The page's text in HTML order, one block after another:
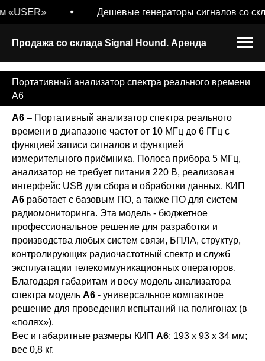
«USER» Дешевые генераторы сигналов со
Продажа со склада Signal Hound. Аренда
Портативный анализатор спектра реального времени
A6
А6 – Портативный анализатор спектра реального
времени в диапазоне частот от 10 МГц до 6 ГГц с
функцией записи сигналов и функцией
измерительного приёмника. Полоса прибора 5 МГц,
анализатор не требует питания 220 В, реализован
интерфейс USB для сбора и обработки данных. КИП
А6 работает с базовым ПО, а также ПО для систем
радиомониторинга. Эта модель - бюджетное
профессиональное решение для разработки и
производства любых систем связи, БПЛА, структур,
контролирующих радиочастотный спектр и служб
эксплуатации телекоммуникационных операторов.
Благодаря габаритам и весу модель анализатора
спектра модель А6 - универсальное компактное
решение для проведения испытаний на полигонах (в
«полях»).
Вес и габаритные размеры КИП А6: 193 х 93 х 34 мм;
вес 0,8 кг.